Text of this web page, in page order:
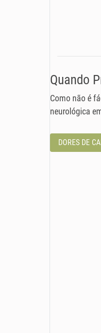
Quando
Como não é
neurológica
DORES DE